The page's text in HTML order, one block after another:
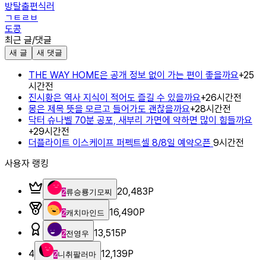
방탈출편식러
ㄱㅌㄹㅂ
도콩
최근 글/댓글
새 글 새 댓글
THE WAY HOME은 공개 정보 없이 가는 편이 좋을까요+25
시간전
진시황은 역사 지식이 적어도 즐길 수 있을까요+26시간전
몽은 제목 뜻을 모르고 들어가도 괜찮을까요+28시간전
닥터 슈나벨 70분 공포, 새부리 가면에 약하면 많이 힘들까요
+29시간전
더플라이트 이스케이프 퍼펙트셀 8/8일 예약오픈 9시간전
사용자 랭킹
2류승룡기모찌 20,483P
2캐치마인드 16,490P
2전영우 13,515P
4
2니취팔러마 12,139P